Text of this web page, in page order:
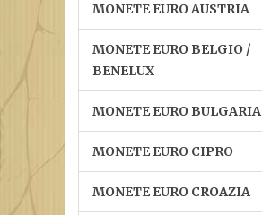
MONETE EURO AUSTRIA
MONETE EURO BELGIO /
BENELUX
MONETE EURO BULGARIA
MONETE EURO CIPRO
MONETE EURO CROAZIA